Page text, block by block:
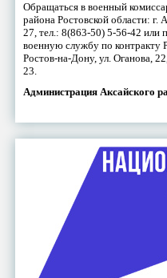
Обращаться в военный
района Ростовской области: г.
27, тел.: 8(863-50) 5-56-42 или
военную службу по контракту
Ростов-на-Дону, ул. Оганова,
23.
Администрация Аксайского